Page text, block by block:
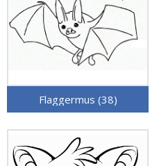
Flaggermus (38)